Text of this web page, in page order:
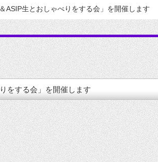
ASIP生とおしゃべりをする会」を開催します
をする会」を開催します